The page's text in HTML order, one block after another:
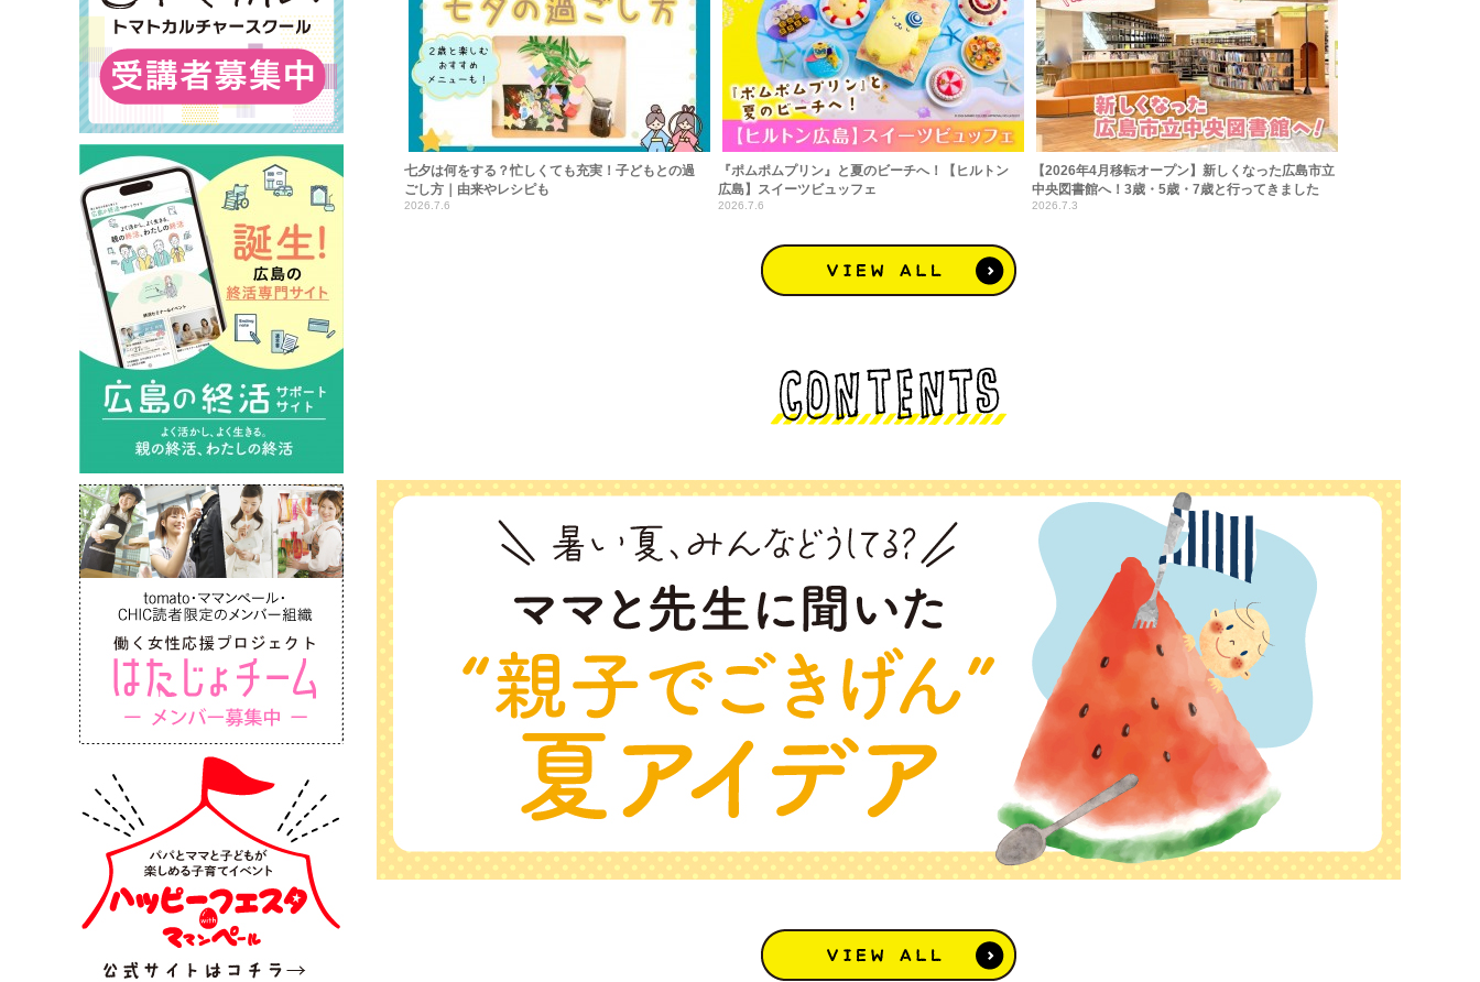
七夕は何をする？忙しくても充実！子どもとの過
ごし方｜由来やレシピも
2026.7.6
『ポムポムプリン』と夏のビーチへ！【ヒルトン
広島】スイーツビュッフェ
2026.7.6
【2026年4月移転オープン】新しくなった広島市立
中央図書館へ！3歳・5歳・7歳と行ってきました
2026.7.3